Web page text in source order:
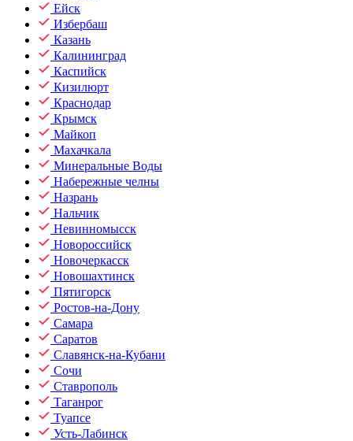
Ейск
Избербаш
Казань
Калининград
Каспийск
Кизилюрт
Краснодар
Крымск
Майкоп
Махачкала
Минеральные Воды
Набережные челны
Назрань
Нальчик
Невинномысск
Новороссийск
Новочеркасск
Новошахтинск
Пятигорск
Ростов-на-Дону
Самара
Саратов
Славянск-на-Кубани
Сочи
Ставрополь
Таганрог
Туапсе
Усть-Лабинск